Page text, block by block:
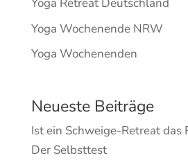
Yoga Retreat Deutschland
Yoga Wochenende NRW
Yoga Wochenenden
Neueste Beiträge
Ist ein Schweige-Retreat das
Der Selbsttest